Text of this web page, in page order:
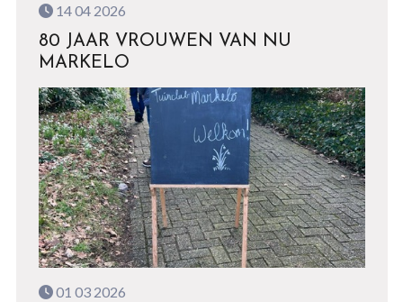
14 04 2026
80 JAAR VROUWEN VAN NU
MARKELO
01 03 2026